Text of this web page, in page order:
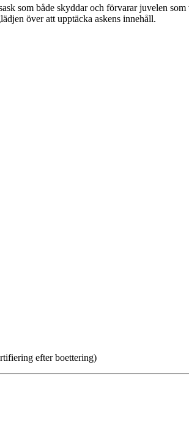
som både skyddar och förvarar juvelen
över att upptäcka askens innehåll.
efter boettering)